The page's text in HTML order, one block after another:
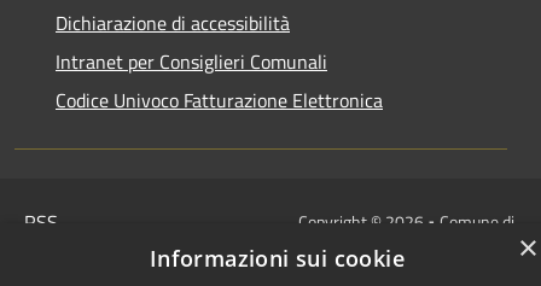
Dichiarazione di accessibilità
Intranet per Consiglieri Comunali
Codice Univoco Fatturazione Elettronica
RSS
Copyright © 2026 • Comune di
Flero • Powered by
×
Informazioni sui cookie